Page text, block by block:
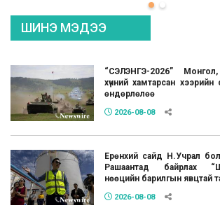
ШИНЭ МЭДЭЭ
“СЭЛЭНГЭ-2026”
хүчний хамтарсан хээрийн
өндөрлөлөө
2026-08-08
Ерөнхий сайд Н.Учрал
Рашаантад байрлах
нөөцийн барилгын явцтай
2026-08-08